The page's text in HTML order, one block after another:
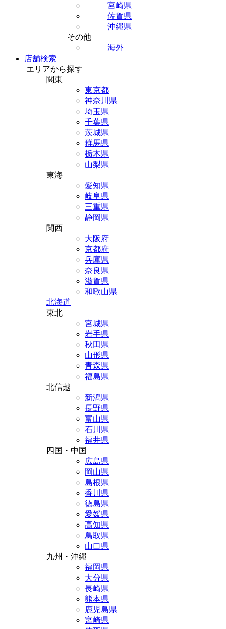
宮崎県
佐賀県
沖縄県
その他
海外
店舗検索
エリアから探す
関東
東京都
神奈川県
埼玉県
千葉県
茨城県
群馬県
栃木県
山梨県
東海
愛知県
岐阜県
三重県
静岡県
関西
大阪府
京都府
兵庫県
奈良県
滋賀県
和歌山県
北海道
東北
宮城県
岩手県
秋田県
山形県
青森県
福島県
北信越
新潟県
長野県
富山県
石川県
福井県
四国・中国
広島県
岡山県
島根県
香川県
徳島県
愛媛県
高知県
鳥取県
山口県
九州・沖縄
福岡県
大分県
長崎県
熊本県
鹿児島県
宮崎県